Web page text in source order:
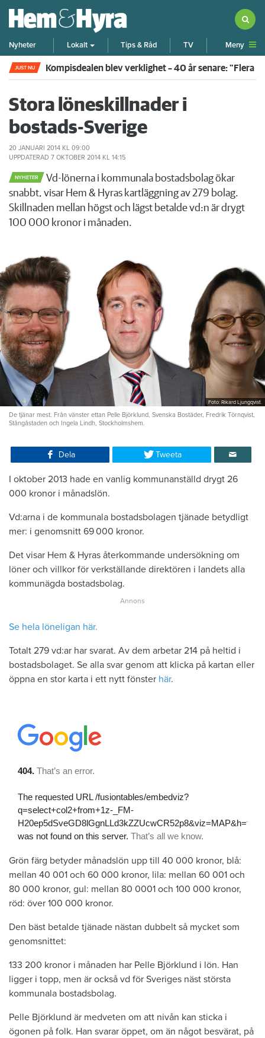
Nyheter Lokalt Tips & Råd TV Meny
JUST NU Kompisdealen blev verklighet – 40 år senare: "Flera
Stora löneskillnader i
bostads-Sverige
20 JANUARI 2014 KL 09:00
UPPDATERAD 7 OKTOBER 2014 KL 14:15
NYHETER
Vd-lönerna i kommunala bostadsbolag ökar
snabbt, visar Hem & Hyras kartläggning av 279 bolag.
Skillnaden mellan högst och lägst betalde vd:n är drygt
100 000 kronor i månaden.
Foto: Rikard Ljungqvist.
De tjänar mest. Från vänster ettan Pelle Björklund, Svenska Bostäder, Fredrik Törnqvist,
Stångåstaden och Ingela Lindh, Stockholmshem.
Dela Tweeta
I oktober 2013 hade en vanlig kommunanställd drygt 26
000 kronor i månadslön.
Vd:arna i de kommunala bostadsbolagen tjänade betydligt
mer: i genomsnitt 69 000 kronor.
Det visar Hem & Hyras återkommande undersökning om
löner och villkor för verkställande direktören i landets alla
kommunägda bostadsbolag.
Se hela löneligan här.
Totalt 279 vd:ar har svarat. Av dem arbetar 214 på heltid i
bostadsbolaget. Se alla svar genom att klicka på kartan eller
öppna en stor karta i ett nytt fönster här.
Grön färg betyder månadslön upp till 40 000 kronor, blå:
mellan 40 001 och 60 000 kronor, lila: mellan 60 001 och
80 000 kronor, gul: mellan 80 0001 och 100 000 kronor,
röd: över 100 000 kronor.
Den bäst betalde tjänade nästan dubbelt så mycket som
genomsnittet:
133 200 kronor i månaden har Pelle Björklund i lön. Han
ligger i topp, men är också vd för Sveriges näst största
kommunala bostadsbolag.
Pelle Björklund är medveten om att nivån kan sticka i
ögonen på folk. Han svarar öppet, om än något besvärat, på